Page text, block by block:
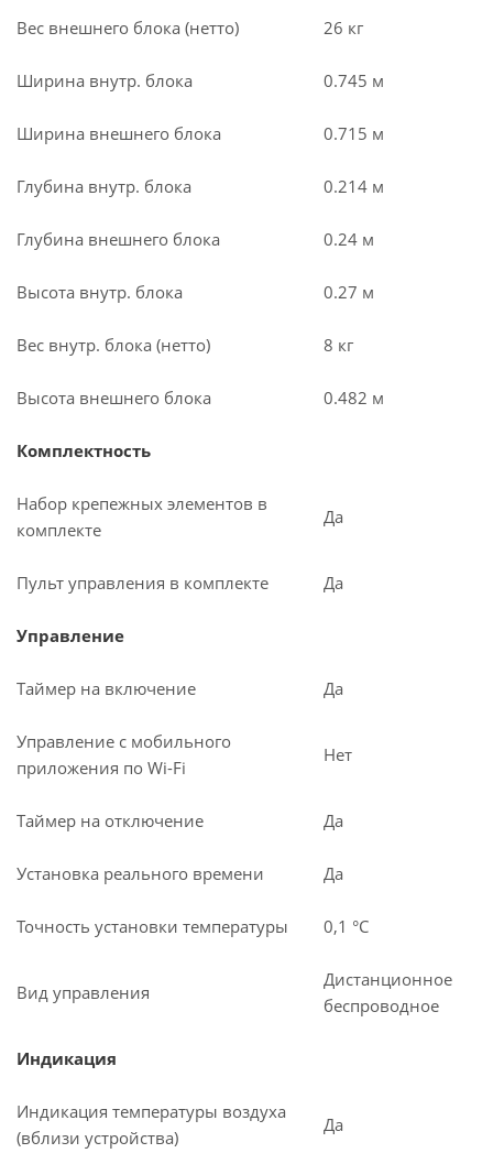
Вес внешнего блока (нетто) 26 кг
Ширина внутр. блока 0.745 м
Ширина внешнего блока 0.715 м
Глубина внутр. блока 0.214 м
Глубина внешнего блока 0.24 м
Высота внутр. блока 0.27 м
Вес внутр. блока (нетто) 8 кг
Высота внешнего блока 0.482 м
Комплектность
Набор крепежных элементов в
комплекте
Да
Пульт управления в комплекте Да
Управление
Таймер на включение Да
Управление c мобильного
приложения по Wi-Fi
Нет
Таймер на отключение Да
Установка реального времени Да
Точность установки температуры 0,1 °С
Вид управления
Дистанционное
беспроводное
Индикация
Индикация температуры воздуха
(вблизи устройства)
Да